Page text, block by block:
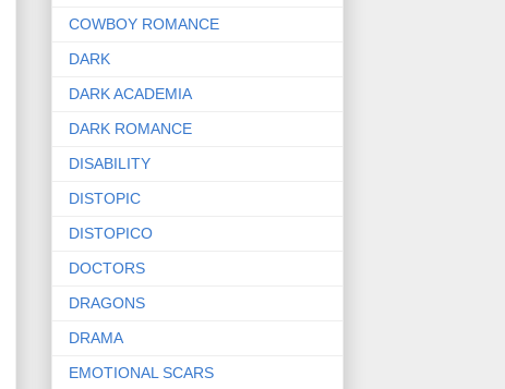
COWBOY ROMANCE
DARK
DARK ACADEMIA
DARK ROMANCE
DISABILITY
DISTOPIC
DISTOPICO
DOCTORS
DRAGONS
DRAMA
EMOTIONAL SCARS